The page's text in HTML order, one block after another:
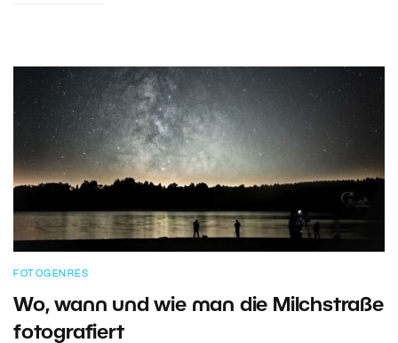
FOTOGENRES
Wo, wann und wie man die Milchstraße
fotografiert